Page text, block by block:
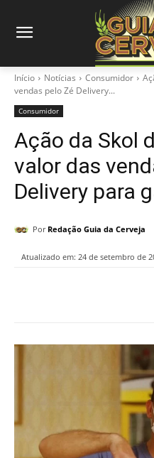
Início Notícias Consumidor
vendas pelo Zé Delivery...
Consumidor
Ação da Skol
valor das
Delivery para
Por Redação Guia da Cerveja
Atualizado em: 24 de setembro de